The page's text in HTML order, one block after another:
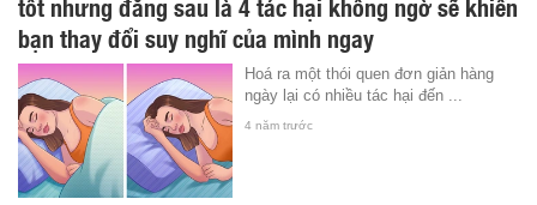
bạn thay đổi suy nghĩ của mình ngay
Hoá ra một thói quen đơn giản hàng
ngày lại có nhiều tác hại đến ...
4 năm trước